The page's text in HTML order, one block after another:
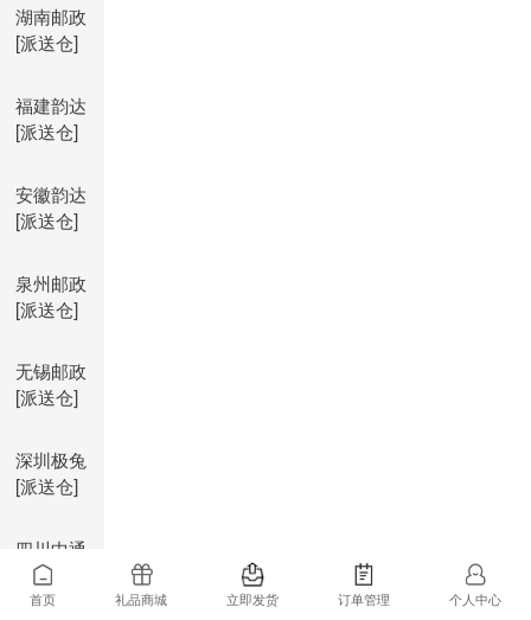
湖南邮政
[派送仓]
福建韵达
[派送仓]
安徽韵达
[派送仓]
泉州邮政
[派送仓]
无锡邮政
[派送仓]
深圳极兔
[派送仓]
四川中通
[派送仓]
首页 礼品商城 立即发货 订单管理 个人中心